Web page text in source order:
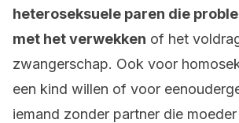
heteroseksuele paren die
met het verwekken of het
zwangerschap. Ook voor
een kind willen of voor
iemand zonder partner die